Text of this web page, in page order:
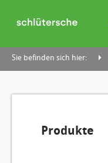
Sie befinden sich hier:
Produkte